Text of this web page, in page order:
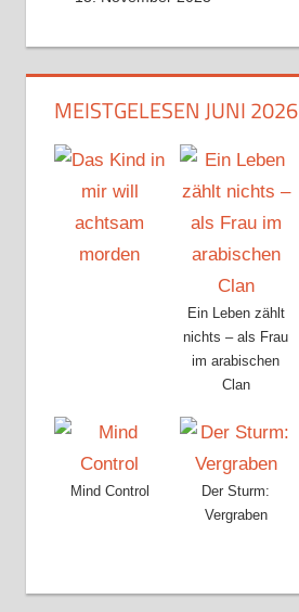
MEISTGELESEN JUNI 2026
Ein Leben zählt
nichts – als Frau
im arabischen
Clan
Mind Control
Der Sturm:
Vergraben